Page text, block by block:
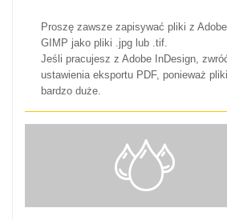
Proszę zawsze zapisywać pliki z
GIMP jako pliki .jpg lub .tif.
Jeśli pracujesz z Adobe InDesign,
ustawienia eksportu PDF, ponieważ
bardzo duże.